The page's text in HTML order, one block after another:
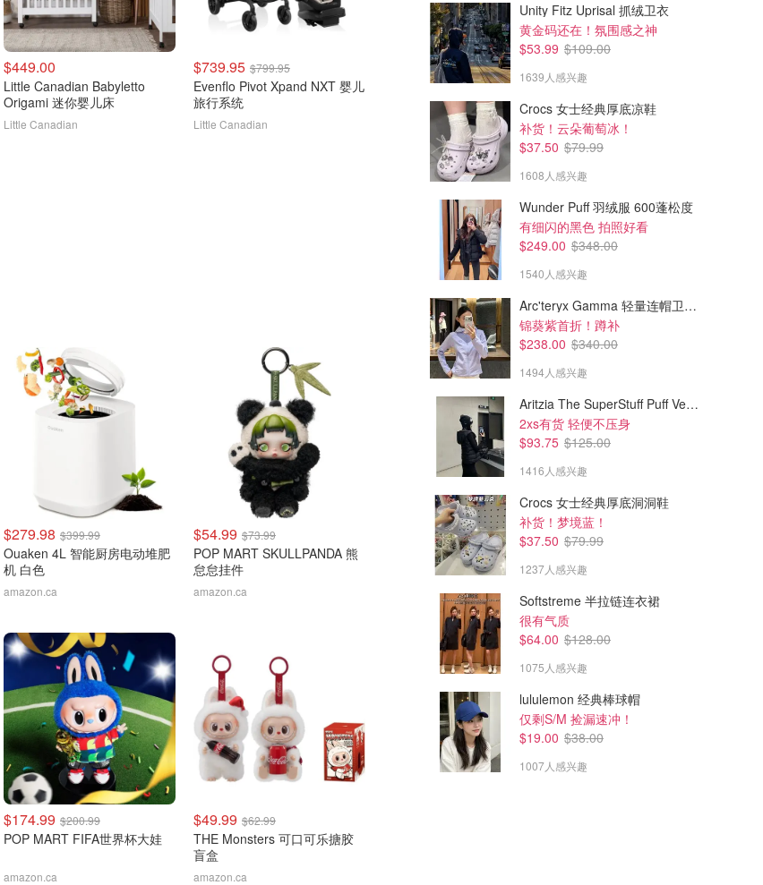
$449.00
Little Canadian Babyletto
Origami 迷你婴儿床
Little Canadian
$739.95 $799.95
Evenflo Pivot Xpand NXT 婴儿
旅行系统
Little Canadian
$599.97 $749.97
Evenflo Revolve360 Slim 旋转
儿童安全座椅 绿环保款
amazon.ca
Lego Creator 31162 萌兔拼装
玩具 3合1
amazon.ca
$279.98 $399.99
Ouaken 4L 智能厨房电动堆肥
机 白色
amazon.ca
$54.99 $73.99
POP MART SKULLPANDA 熊
怠怠挂件
amazon.ca
$174.99 $200.99
POP MART FIFA世界杯大娃
amazon.ca
$49.99 $62.99
THE Monsters 可口可乐搪胶
盲盒
amazon.ca
Unity Fitz Uprisal 抓绒卫衣
黄金码还在！氛围感之神
$53.99 $109.00
1639人感兴趣
Crocs 女士经典厚底凉鞋
补货！云朵葡萄冰！
$37.50 $79.99
1608人感兴趣
Wunder Puff 羽绒服 600蓬松度
有细闪的黑色 拍照好看
$249.00 $348.00
1540人感兴趣
Arc'teryx Gamma 轻量连帽卫衣 女款
锦葵紫首折！蹲补
$238.00 $340.00
1494人感兴趣
Aritzia The SuperStuff Puff Vest 轻盈亮面马甲
2xs有货 轻便不压身
$93.75 $125.00
1416人感兴趣
Crocs 女士经典厚底洞洞鞋
补货！梦境蓝！
$37.50 $79.99
1237人感兴趣
Softstreme 半拉链连衣裙
很有气质
$64.00 $128.00
1075人感兴趣
lululemon 经典棒球帽
仅剩S/M 捡漏速冲！
$19.00 $38.00
1007人感兴趣